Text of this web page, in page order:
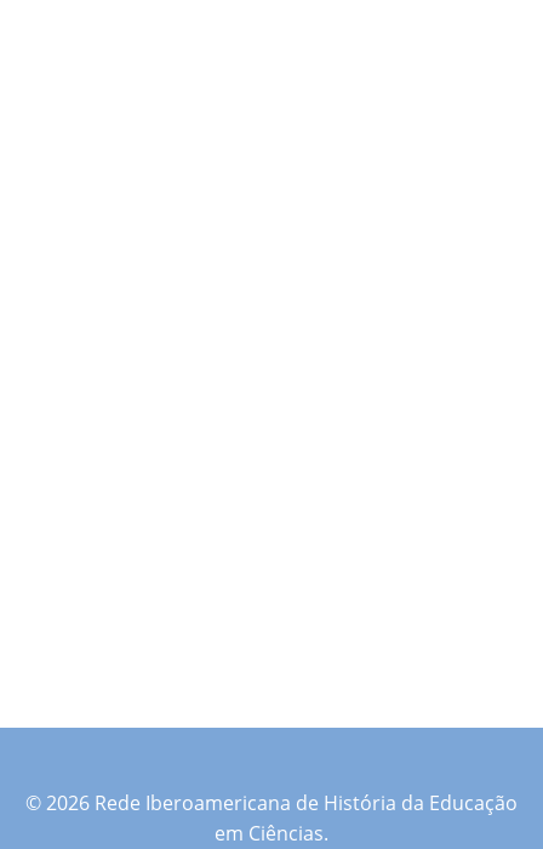
© 2026 Rede Iberoamericana de História da Educação
em Ciências.